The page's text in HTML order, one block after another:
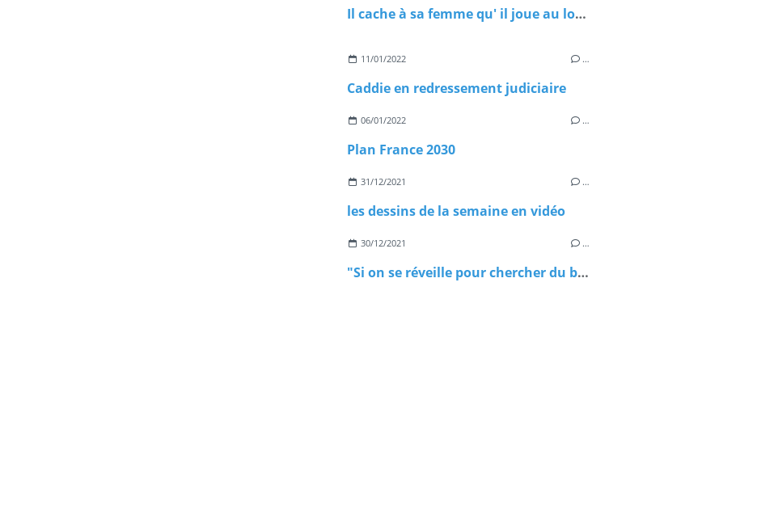
Il cache à sa femme qu' il joue au loto , et gagne 3 millions d' €
11/01/2022 …
Caddie en redressement judiciaire
06/01/2022 …
Plan France 2030
31/12/2021 …
les dessins de la semaine en vidéo
30/12/2021 …
"Si on se réveille pour chercher du boulot, on trouve!"